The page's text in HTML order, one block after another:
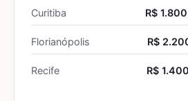
Curitiba R$
Florianópolis R$
Recife R$